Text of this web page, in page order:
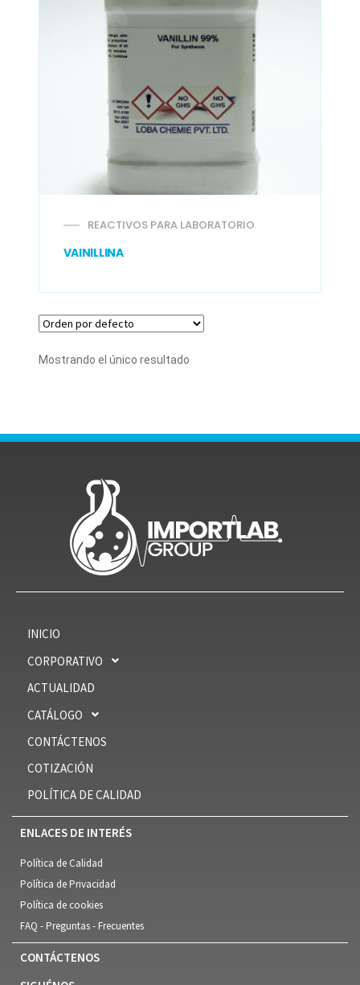
REACTIVOS PARA LABORATORIO
VAINILLINA
Mostrando el único resultado
INICIO
CORPORATIVO
ACTUALIDAD
CATÁLOGO
CONTÁCTENOS
COTIZACIÓN
POLÍTICA DE CALIDAD
ENLACES DE INTERÉS
Política de Calidad
Política de Privacidad
Política de cookies
FAQ - Preguntas - Frecuentes
CONTÁCTENOS